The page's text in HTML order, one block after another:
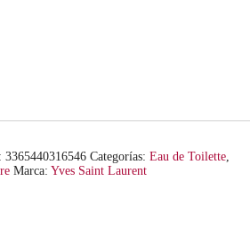
3365440316546 Categorías: Eau de Toilette
Marca: Yves Saint Laurent